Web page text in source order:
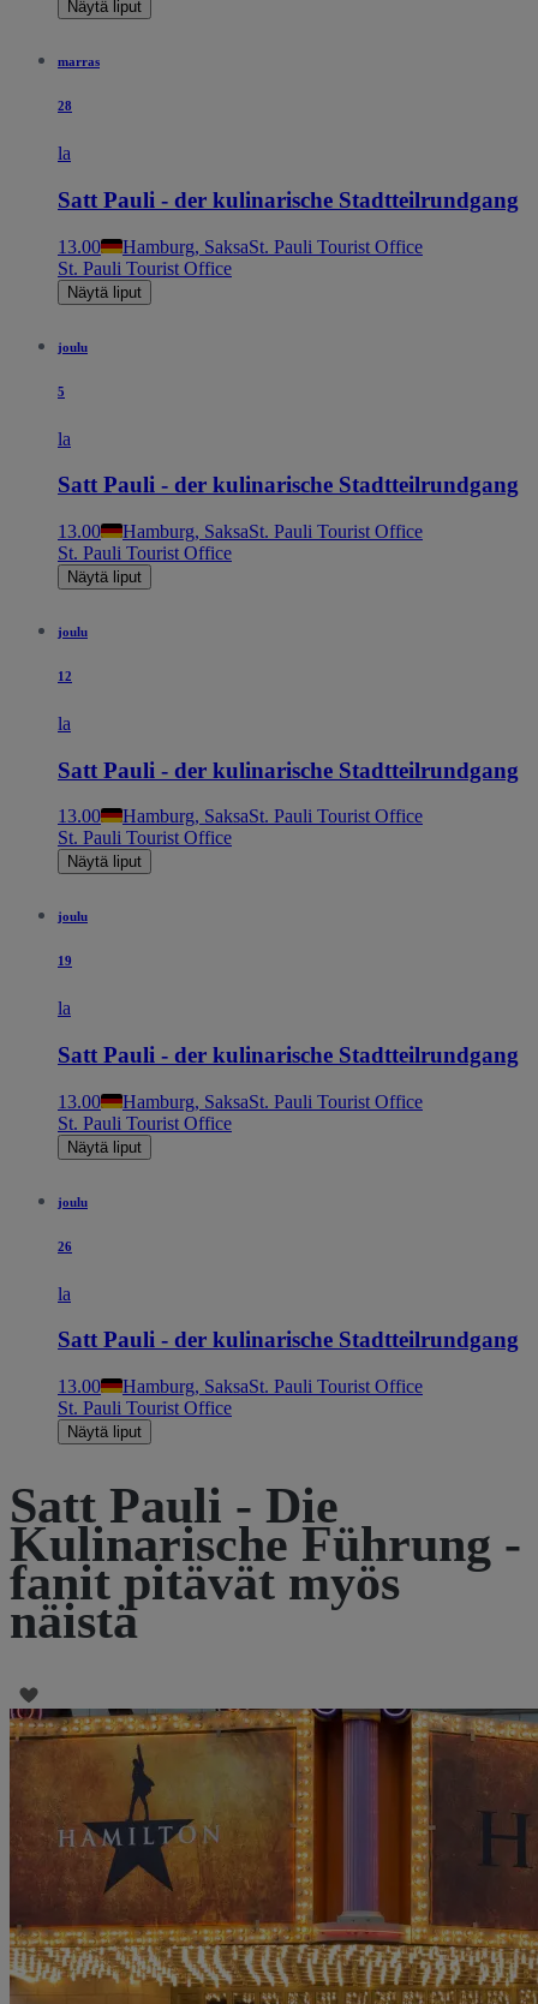
Näytä liput
marras
28
la
Satt Pauli - der kulinarische Stadtteilrundgang
13.00 Hamburg, SaksaSt. Pauli Tourist Office
St. Pauli Tourist Office
Näytä liput
joulu
5
la
Satt Pauli - der kulinarische Stadtteilrundgang
13.00 Hamburg, SaksaSt. Pauli Tourist Office
St. Pauli Tourist Office
Näytä liput
joulu
12
la
Satt Pauli - der kulinarische Stadtteilrundgang
13.00 Hamburg, SaksaSt. Pauli Tourist Office
St. Pauli Tourist Office
Näytä liput
joulu
19
la
Satt Pauli - der kulinarische Stadtteilrundgang
13.00 Hamburg, SaksaSt. Pauli Tourist Office
St. Pauli Tourist Office
Näytä liput
joulu
26
la
Satt Pauli - der kulinarische Stadtteilrundgang
13.00 Hamburg, SaksaSt. Pauli Tourist Office
St. Pauli Tourist Office
Näytä liput
Satt Pauli - Die
Kulinarische Führung -
fanit pitävät myös
näistä